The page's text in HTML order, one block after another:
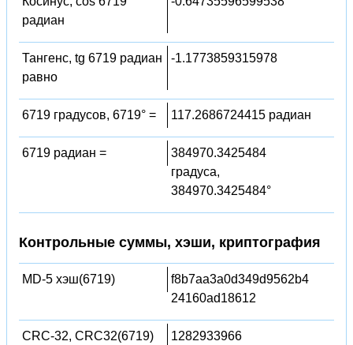
радиан
Тангенс, tg 6719 радиан
равно
-1.1773859315978
6719 градусов, 6719° = 117.2686724415 радиан
6719 радиан =
384970.3425484
градуса,
384970.3425484°
Контрольные суммы, хэши, криптография
MD-5 хэш(6719)
f8b7aa3a0d349d9562b4
24160ad18612
CRC-32, CRC32(6719) 1282933966